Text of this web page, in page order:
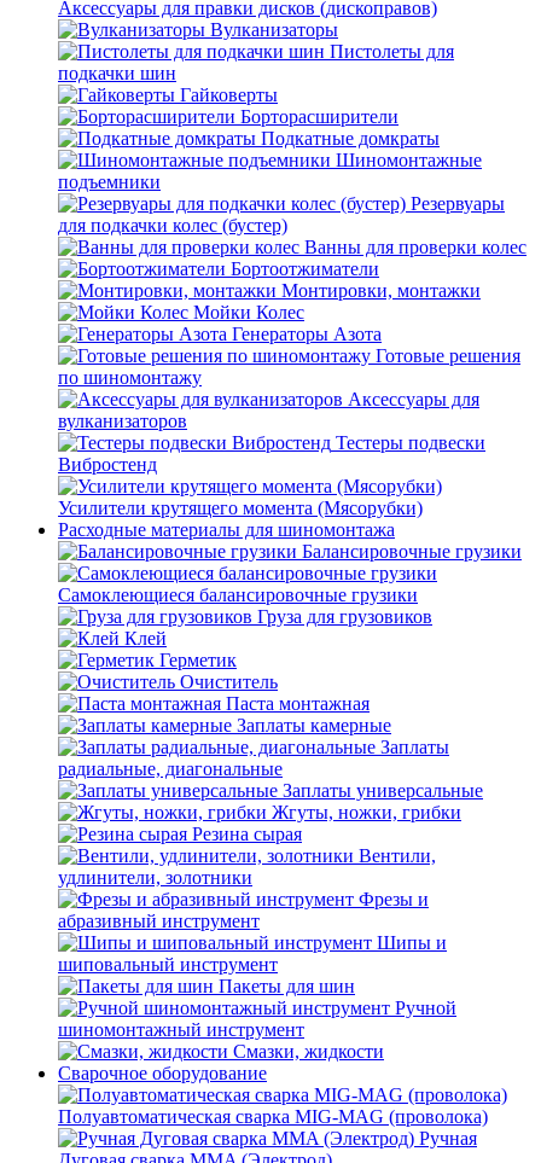
Аксессуары для правки дисков (дископравов)
Вулканизаторы
Пистолеты для
подкачки шин
Гайковерты
Борторасширители
Подкатные домкраты
Шиномонтажные
подъемники
Резервуары
для подкачки колес (бустер)
Ванны для проверки колес
Бортоотжиматели
Монтировки, монтажки
Мойки Колес
Генераторы Азота
Готовые решения
по шиномонтажу
Аксессуары для
вулканизаторов
Тестеры подвески
Вибростенд
Усилители крутящего момента (Мясорубки)
Расходные материалы для шиномонтажа
Балансировочные грузики
Самоклеющиеся балансировочные грузики
Груза для грузовиков
Клей
Герметик
Очиститель
Паста монтажная
Заплаты камерные
Заплаты
радиальные, диагональные
Заплаты универсальные
Жгуты, ножки, грибки
Резина сырая
Вентили,
удлинители, золотники
Фрезы и
абразивный инструмент
Шипы и
шиповальный инструмент
Пакеты для шин
Ручной
шиномонтажный инструмент
Смазки, жидкости
Сварочное оборудование
Полуавтоматическая сварка MIG-MAG (проволока)
Ручная